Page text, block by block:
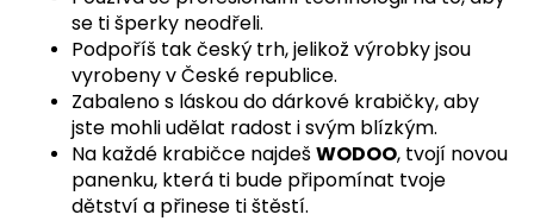
se ti šperky neodřeli.
Podpoříš tak český trh, jelikož výrobky jsou
vyrobeny v České republice.
Zabaleno s láskou do dárkové krabičky, aby
jste mohli udělat radost i svým blízkým.
Na každé krabičce najdešWODOO, tvojí novou
panenku, která ti bude připomínat tvoje
dětství a přinese ti štěstí.